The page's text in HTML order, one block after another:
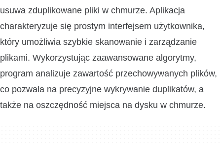
usuwa zduplikowane pliki w chmurze. Aplikacja
charakteryzuje się prostym interfejsem użytkownika,
który umożliwia szybkie skanowanie i zarządzanie
plikami. Wykorzystując zaawansowane algorytmy,
program analizuje zawartość przechowywanych plików,
co pozwala na precyzyjne wykrywanie duplikatów, a
także na oszczędność miejsca na dysku w chmurze.